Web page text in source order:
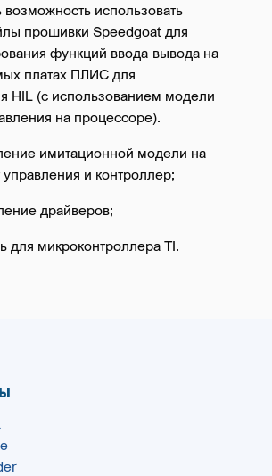
возможность использовать
прошивки Speedgoat для
функций ввода-вывода на
платах ПЛИС для
HIL (с использованием модели
на процессоре).
имитационной модели на
управления и контроллер;
драйверов;
для микроконтроллера TI.